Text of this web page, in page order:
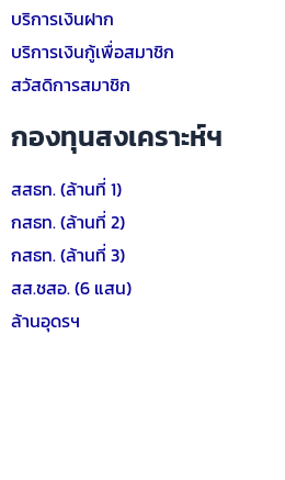
บริการเงินฝาก
บริการเงินกู้เพื่อสมาชิก
สวัสดิการสมาชิก
กองทุนสงเคราะห์ฯ
สสธท. (ล้านที่ 1)
กสธท. (ล้านที่ 2)
กสธท. (ล้านที่ 3)
สส.ชสอ. (6 แสน)
ล้านอุดรฯ